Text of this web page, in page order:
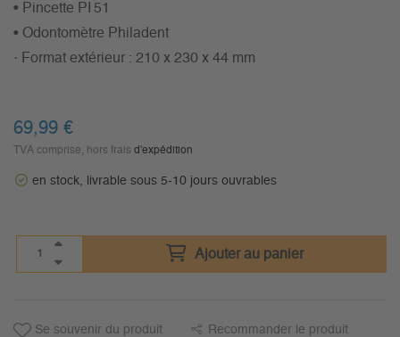
• Pincette PI 51
• Odontomètre Philadent
· Format extérieur : 210 x 230 x 44 mm
69,99 €
TVA comprise, hors frais d'expédition
en stock, livrable sous 5-10 jours ouvrables
Ajouter au panier
Se souvenir du produit Recommander le produit